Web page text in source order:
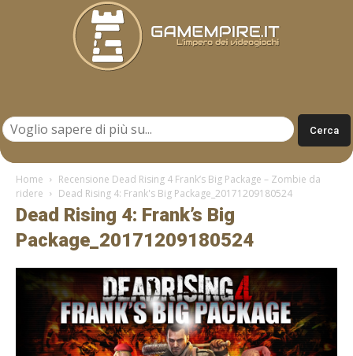
Home
Recensione Dead Rising 4 Frank’s Big Package – Zombie da
ridere
Dead Rising 4: Frank's Big Package_20171209180524
Dead Rising 4: Frank’s Big
Package_20171209180524